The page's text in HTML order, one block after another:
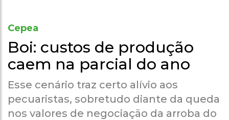
Cepea
Boi: custos de produção
caem na parcial do ano
Esse cenário traz certo alívio aos
pecuaristas, sobretudo diante da queda
nos valores de negociação da arroba do